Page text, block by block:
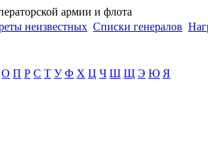
армии и флота
неизвестных Списки генералов
О П Р С Т У Ф Х Ц Ч Ш Щ Э Ю Я